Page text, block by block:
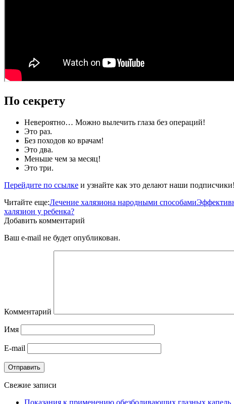
По секрету
Невероятно… Можно вылечить глаза без операций!
Это раз.
Без походов ко врачам!
Это два.
Меньше чем за месяц!
Это три.
Перейдите по ссылке и узнайте как это делают наши подписчики!
Читайте еще:Лечение халязиона народными способами
халязион у ребенка?
Добавить комментарий
Ваш e-mail не будет опубликован.
Комментарий
Имя
E-mail
Отправить
Свежие записи